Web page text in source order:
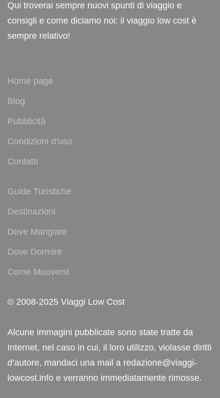
Qui troverai sempre nuovi spunti di viaggio e
consigli e come diciamo noi: il viaggio low cost è
sempre relativo!
Home page
Blog
Pubblicità
Condizioni d’uso
Contatti
Guide Turistiche
Destinazioni
Dove Mangiare
Dove Dormire
Come Muoversi
© 2008-2025 Viaggi Low Cost
Alcune immagini pubblicate sono state tratte da
Internet, nel caso in cui, il loro utilizzo, violasse diritti
d’autore, mandaci una mail a redazione@viaggi-
lowcost.info e verranno immediatamente rimosse.